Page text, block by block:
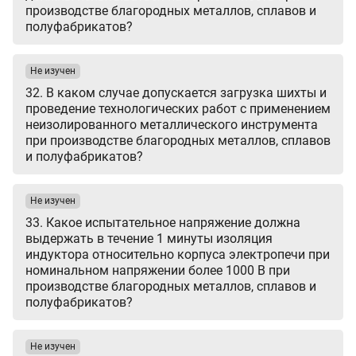
производстве благородных металлов, сплавов и
полуфабрикатов?
32. В каком случае допускается загрузка шихты и
проведение технологических работ с применением
неизолированного металлического инструмента
при производстве благородных металлов, сплавов
и полуфабрикатов?
Не изучен
33. Какое испытательное напряжение должна
выдержать в течение 1 минуты изоляция
индуктора относительно корпуса электропечи при
номинальном напряжении более 1000 В при
производстве благородных металлов, сплавов и
полуфабрикатов?
Не изучен
Не изучен